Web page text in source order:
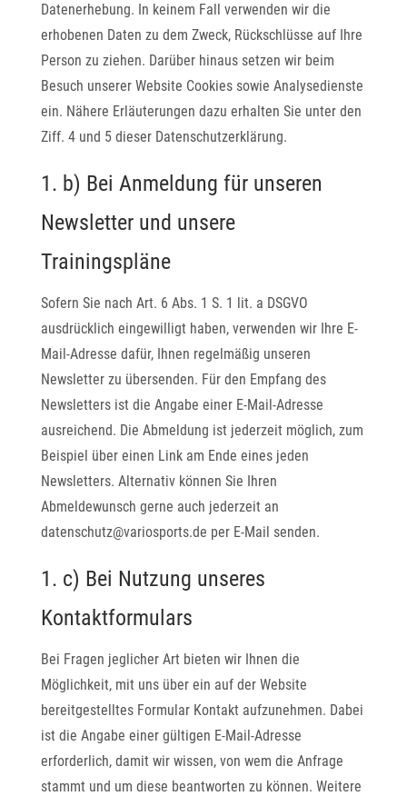
Datenerhebung. In keinem Fall verwenden wir die
erhobenen Daten zu dem Zweck, Rückschlüsse auf Ihre
Person zu ziehen. Darüber hinaus setzen wir beim
Besuch unserer Website Cookies sowie Analysedienste
ein. Nähere Erläuterungen dazu erhalten Sie unter den
Ziff. 4 und 5 dieser Datenschutzerklärung.
1. b) Bei Anmeldung für unseren
Newsletter und unsere
Trainingspläne
Sofern Sie nach Art. 6 Abs. 1 S. 1 lit. a DSGVO
ausdrücklich eingewilligt haben, verwenden wir Ihre E-
Mail-Adresse dafür, Ihnen regelmäßig unseren
Newsletter zu übersenden. Für den Empfang des
Newsletters ist die Angabe einer E-Mail-Adresse
ausreichend. Die Abmeldung ist jederzeit möglich, zum
Beispiel über einen Link am Ende eines jeden
Newsletters. Alternativ können Sie Ihren
Abmeldewunsch gerne auch jederzeit an
datenschutz@variosports.de per E-Mail senden.
1. c) Bei Nutzung unseres
Kontaktformulars
Bei Fragen jeglicher Art bieten wir Ihnen die
Möglichkeit, mit uns über ein auf der Website
bereitgestelltes Formular Kontakt aufzunehmen. Dabei
ist die Angabe einer gültigen E-Mail-Adresse
erforderlich, damit wir wissen, von wem die Anfrage
stammt und um diese beantworten zu können. Weitere